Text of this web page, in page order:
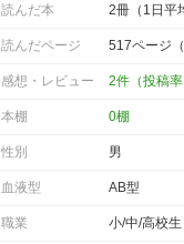
読んだ本 2冊（1日平
読んだページ 517ページ
感想・レビュー 2件（投稿率
本棚 0棚
性別 男
血液型 AB型
職業 小/中/高校生